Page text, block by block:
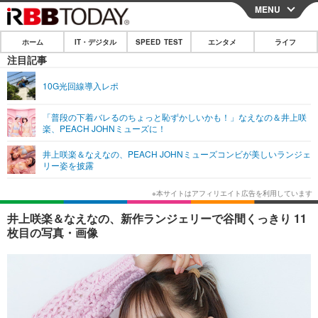
CLOSE
ホーム
IT・デジタル
ネタ
ショッピング その他
SPEED TEST
エンタメ
エンタメTOP
韓国・芸能
音楽 スポーツ
ショッピング
ライフ
ライフTOP グルメ
ペット ショッピング
リリース一覧
プッシュ通知の停止方法
MENU
ホーム IT・デジタル SPEED TEST エンタメ ライフ
注目記事
10G光回線導入レポ
「普段の下着バレるのちょっと恥ずかしいかも！」なえなの＆井上咲
楽、PEACH JOHNミューズに！
井上咲楽＆なえなの、PEACH JOHNミューズコンビが美しいランジェ
リー姿を披露
井上咲楽＆なえなの、新作ランジェリーで谷間くっきり 11
枚目の写真・画像